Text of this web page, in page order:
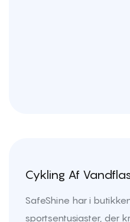
Cykling Af
SafeShine har i
sportsentusiaster, der